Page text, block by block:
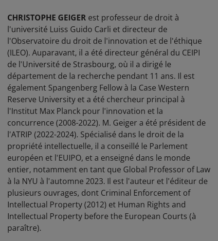
CHRISTOPHE GEIGER est professeur de droit à
l'université Luiss Guido Carli et directeur de
l'Observatoire du droit de l'innovation et de l'éthique
(ILEO). Auparavant, il a été directeur général du CEIPI
de l'Université de Strasbourg, où il a dirigé le
département de la recherche pendant 11 ans. Il est
également Spangenberg Fellow à la Case Western
Reserve University et a été chercheur principal à
l'Institut Max Planck pour l'innovation et la
concurrence (2008-2022). M. Geiger a été président de
l'ATRIP (2022-2024). Spécialisé dans le droit de la
propriété intellectuelle, il a conseillé le Parlement
européen et l'EUIPO, et a enseigné dans le monde
entier, notamment en tant que Global Professor of Law
à la NYU à l'automne 2023. Il est l'auteur et l'éditeur de
plusieurs ouvrages, dont Criminal Enforcement of
Intellectual Property (2012) et Human Rights and
Intellectual Property before the European Courts (à
paraître).